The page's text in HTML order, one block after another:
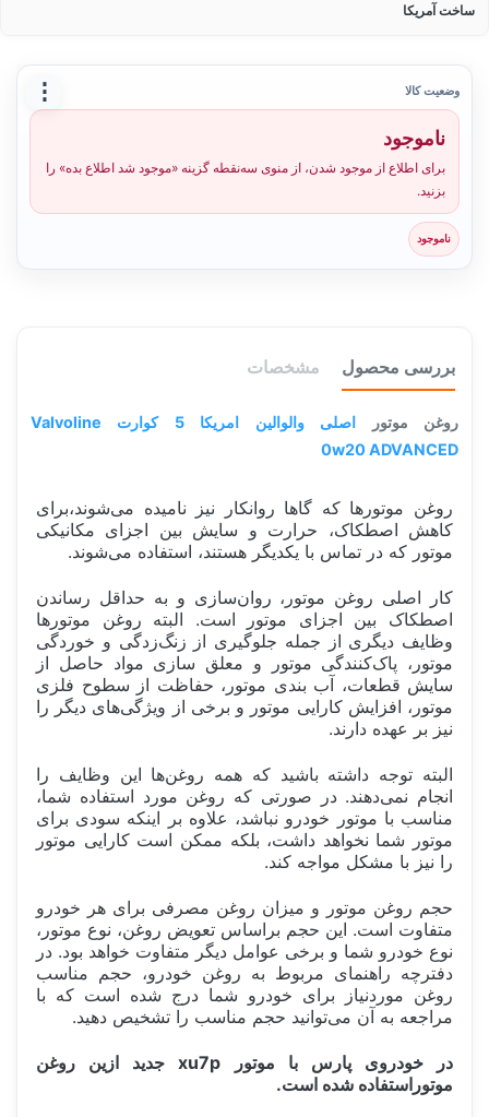
ساخت آمریکا
⋮ وضعیت کالا
ناموجود
برای اطلاع از موجود شدن، از منوی سه‌نقطه گزینه «موجود شد اطلاع بده» را
بزنید.
ناموجود
بررسی محصول مشخصات
روغن موتور
اصلی والوالین امریکا 5 کوارت Valvoline
0w20 ADVANCED
روغن موتورها که گاها روانکار نیز نامیده می‌شوند،برای
کاهش اصطکاک، حرارت و سایش بین اجزای مکانیکی
موتور که در تماس با یکدیگر هستند، استفاده می‌شوند.
کار اصلی روغن موتور، روان‌سازی و به حداقل رساندن
اصطکاک بین اجزای موتور است. البته روغن موتورها
وظایف دیگری از جمله جلوگیری از زنگ‌زدگی و خوردگی
موتور، پاک‌کنندگی موتور و معلق سازی مواد حاصل از
سایش قطعات، آب بندی موتور، حفاظت از سطوح فلزی
موتور، افزایش کارایی موتور و برخی از ویژگی‌های دیگر را
نیز بر عهده دارند.
البته توجه داشته باشید که همه روغن‌ها این وظایف را
انجام نمی‌دهند. در صورتی که روغن مورد استفاده شما،
مناسب با موتور خودرو نباشد، علاوه بر اینکه سودی برای
موتور شما نخواهد داشت، بلکه ممکن است کارایی موتور
را نیز با مشکل مواجه کند.
حجم روغن موتور و میزان روغن مصرفی برای هر خودرو
متفاوت است. این حجم براساس تعویض روغن، نوع موتور،
نوع خودرو شما و برخی عوامل دیگر متفاوت خواهد بود. در
دفترچه راهنمای مربوط به روغن خودرو، حجم مناسب
روغن موردنیاز برای خودرو شما درج شده است که با
مراجعه به آن می‌توانید حجم مناسب را تشخیص دهید.
در خودروی پارس با موتور xu7p جدید ازین روغن
موتوراستفاده شده است.